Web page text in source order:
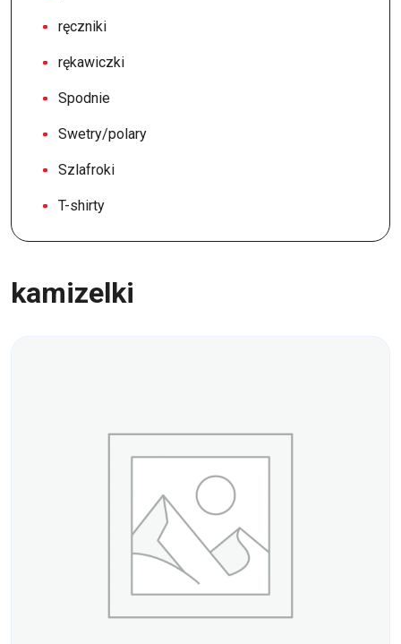
ręczniki
rękawiczki
Spodnie
Swetry/polary
Szlafroki
T-shirty
kamizelki